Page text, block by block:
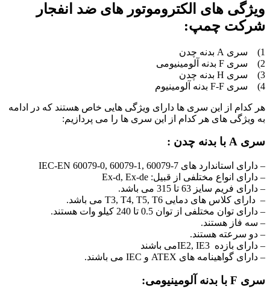
ویژگی های الکتروموتور های ضد انفجار
شرکت چمپ:
1) سری A بدنه چدن
2) سری F بدنه آلومینیومی
3) سری H بدنه چدن
4) سری F-F بدنه آلومینیوم
هر کدام از این سری ها دارای ویژگی هایی خاص هستند که در ادامه
به ویژگی های هر کدام از این سری ها را می پردازیم:
سری A با بدنه چدن :
– دارای استاندارد های IEC-EN 60079-0, 60079-1, 60079-7
– دارای انواع مختلفی از قبیل: Ex-d, Ex-de
– دارای فریم سایز 63 تا 315 می باشد.
– دارای کلاس های دمایی T3, T4, T5, T6 می باشد.
– دارای توان مختلفی از توان 0.5 تا 240 کیلو وات هستند.
– سه فاز هستند.
– دو سرعته هستند.
– دارای بازده IE2, IE3می باشند
– دارای گواهینامه های ATEX و IEC می باشند.
سری F با بدنه آلومینیومی: